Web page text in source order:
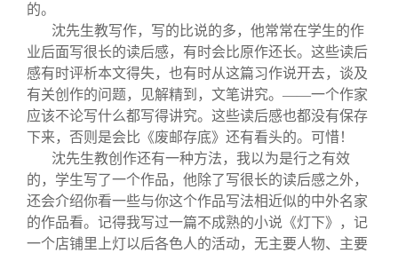
的。
沈先生教写作，写的比说的多，他常常在学生的作
业后面写很长的读后感，有时会比原作还长。这些读后
感有时评析本文得失，也有时从这篇习作说开去，谈及
有关创作的问题，见解精到，文笔讲究。——一个作家
应该不论写什么都写得讲究。这些读后感也都没有保存
下来，否则是会比《废邮存底》还有看头的。可惜！
沈先生教创作还有一种方法，我以为是行之有效
的，学生写了一个作品，他除了写很长的读后感之外，
还会介绍你看一些与你这个作品写法相近似的中外名家
的作品看。记得我写过一篇不成熟的小说《灯下》，记
一个店铺里上灯以后各色人的活动，无主要人物、主要